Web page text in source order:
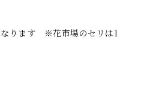
なります ※花市場のセリは1